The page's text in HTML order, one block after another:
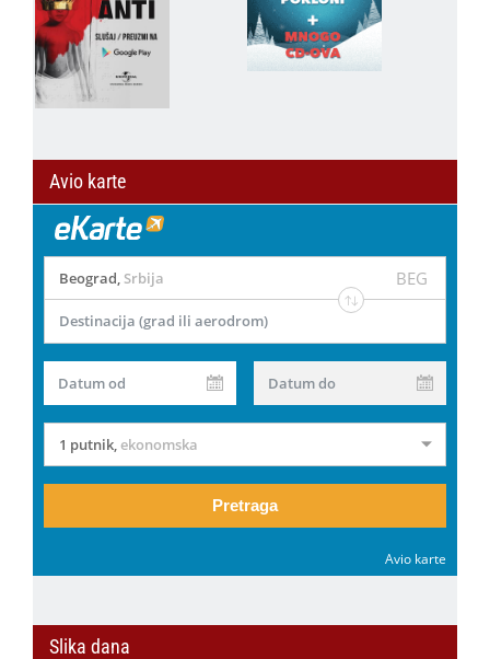
Avio karte
Beograd, Srbija BEG
Destinacija (grad ili aerodrom)
Datum od Datum do
1 putnik,ekonomska
Pretraga
Avio karte
Slika dana